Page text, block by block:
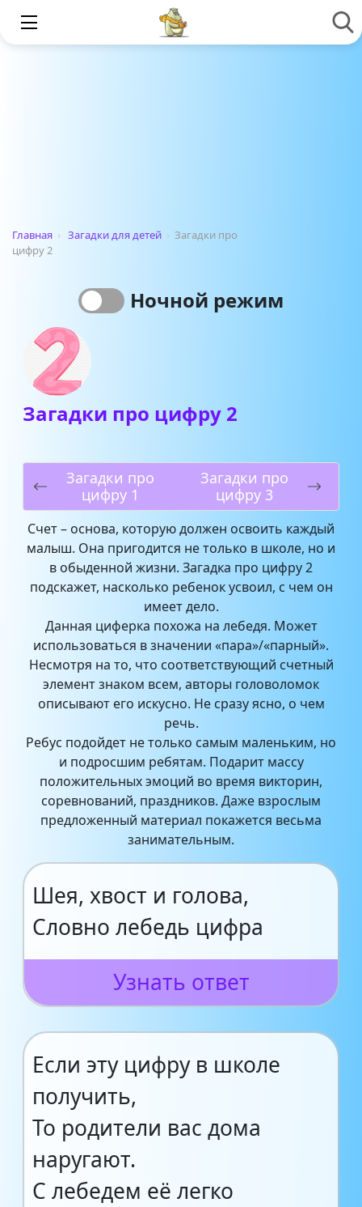
Главная › Загадки для детей › Загадки про
цифру 2
Ночной режим
Загадки про цифру 2
Загадки про
цифру 1
Загадки про
цифру 3
Счет – основа, которую должен освоить каждый
малыш. Она пригодится не только в школе, но и
в обыденной жизни. Загадка про цифру 2
подскажет, насколько ребенок усвоил, с чем он
имеет дело.
Данная циферка похожа на лебедя. Может
использоваться в значении «пара»/«парный».
Несмотря на то, что соответствующий счетный
элемент знаком всем, авторы головоломок
описывают его искусно. Не сразу ясно, о чем
речь.
Ребус подойдет не только самым маленьким, но
и подросшим ребятам. Подарит массу
положительных эмоций во время викторин,
соревнований, праздников. Даже взрослым
предложенный материал покажется весьма
занимательным.
Шея, хвост и голова,
Словно лебедь цифра
Узнать ответ
Если эту цифру в школе
получить,
То родители вас дома
наругают.
С лебедем её легко